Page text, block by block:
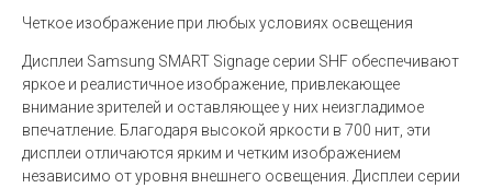
Четкое изображение при любых условиях освещения
Дисплеи Samsung SMART Signage серии SHF обеспечивают
яркое и реалистичное изображение, привлекающее
внимание зрителей и оставляющее у них неизгладимое
впечатление. Благодаря высокой яркости в 700 нит, эти
дисплеи отличаются ярким и четким изображением
независимо от уровня внешнего освещения. Дисплеи серии